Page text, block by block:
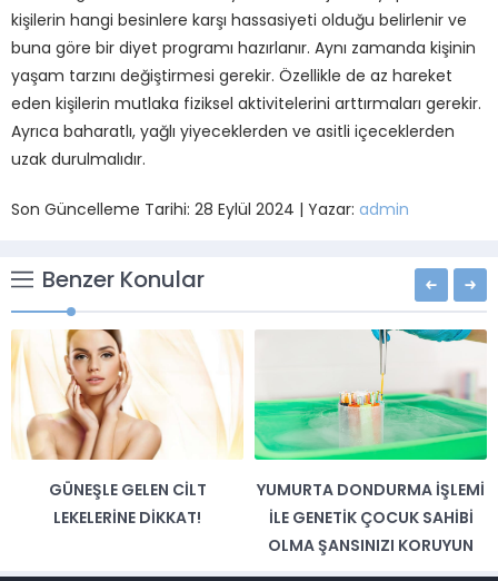
kişilerin hangi besinlere karşı hassasiyeti olduğu belirlenir ve
buna göre bir diyet programı hazırlanır. Aynı zamanda kişinin
yaşam tarzını değiştirmesi gerekir. Özellikle de az hareket
eden kişilerin mutlaka fiziksel aktivitelerini arttırmaları gerekir.
Ayrıca baharatlı, yağlı yiyeceklerden ve asitli içeceklerden
uzak durulmalıdır.
Son Güncelleme Tarihi: 28 Eylül 2024 | Yazar: admin
Benzer Konular
GÜNEŞLE GELEN CILT
LEKELERINE DIKKAT!
YUMURTA DONDURMA İŞLEMI
İLE GENETIK ÇOCUK SAHIBI
OLMA ŞANSINIZI KORUYUN